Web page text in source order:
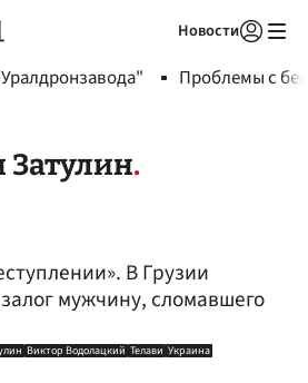
Новости
Проблемы с
Затулин
В Грузии
мужчину, сломавшего
Виктор Водолацкий Телави Украина